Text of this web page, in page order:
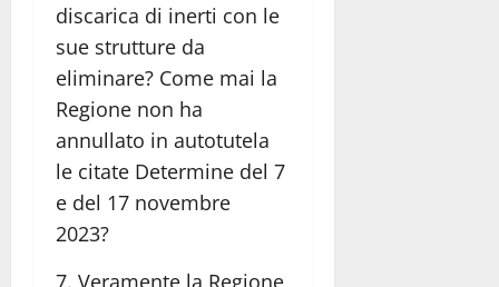
discarica di inerti con le
sue strutture da
eliminare? Come mai la
Regione non ha
annullato in autotutela
le citate Determine del 7
e del 17 novembre
2023?
7. Veramente la Regione